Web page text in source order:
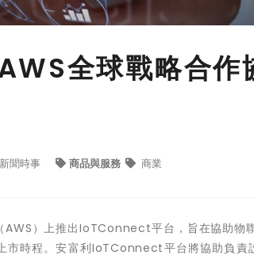
全球戰略合作
新聞時事 商品與服務 商業
AWS）上推出IoTConnect平台，旨在協助物
市時程。安富利IoTConnect平台將協助負責